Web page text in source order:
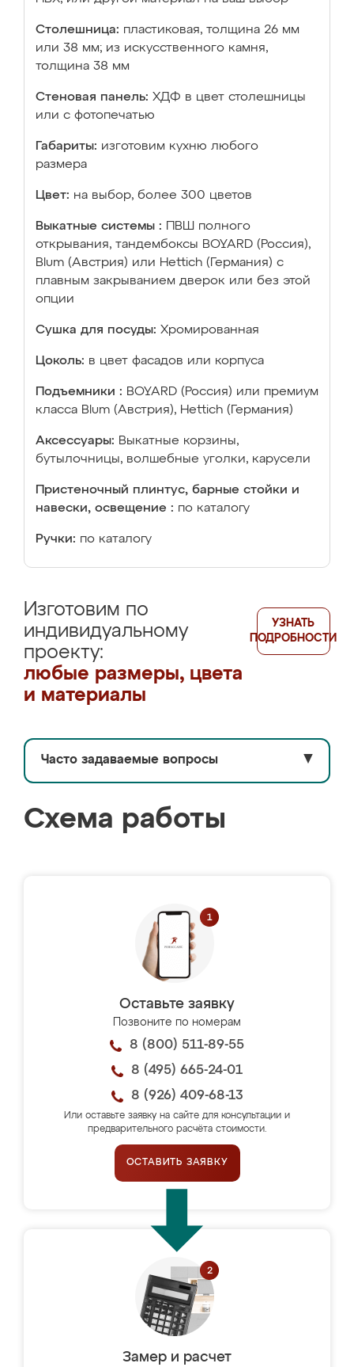
Столешница: пластиковая, толщина 26 мм
или 38 мм; из искусственного камня,
толщина 38 мм
Стеновая панель: ХДФ в цвет столешницы
или с фотопечатью
Габариты: изготовим кухню любого
размера
Цвет: на выбор, более 300 цветов
Выкатные системы :
ПВШ полного
открывания, тандембоксы BOYARD (Россия),
Blum (Австрия) или Hettich (Германия) с
плавным закрыванием дверок или без этой
опции
Сушка для посуды: Хромированная
Цоколь: в цвет фасадов или корпуса
Подъемники : BOYARD (Россия) или премиум
класса Blum (Австрия), Hettich (Германия)
Аксессуары: Выкатные корзины,
бутылочницы, волшебные уголки, карусели
Пристеночный плинтус, барные стойки и
навески, освещение : по каталогу
Ручки: по каталогу
Изготовим по
индивидуальному
проекту:
любые размеры, цвета
и материалы
УЗНАТЬ
ПОДРОБНОСТИ
Часто задаваемые вопросы ▼
Схема работы
Оставьте заявку
Позвоните по номерам
8 (800) 511-89-55
8 (495) 665-24-01
8 (926) 409-68-13
Или оставьте заявку на сайте для консультации и
предварительного расчёта стоимости.
ОСТАВИТЬ ЗАЯВКУ
Замер и расчет